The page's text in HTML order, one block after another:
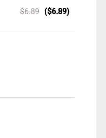
$6.89 ($6.89)